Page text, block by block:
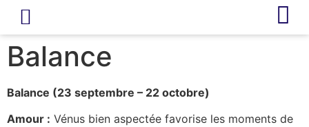
Balance
Balance (23 septembre – 22 octobre)
Amour : Vénus bien aspectée favorise les moments de